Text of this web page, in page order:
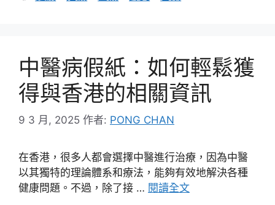
中醫病假紙：如何輕鬆獲
得與香港的相關資訊
9 3 月, 2025 作者: PONG CHAN
在香港，很多人都會選擇中醫進行治療，因為中醫
以其獨特的理論體系和療法，能夠有效地解決各種
健康問題。不過，除了接 … 閱讀全文